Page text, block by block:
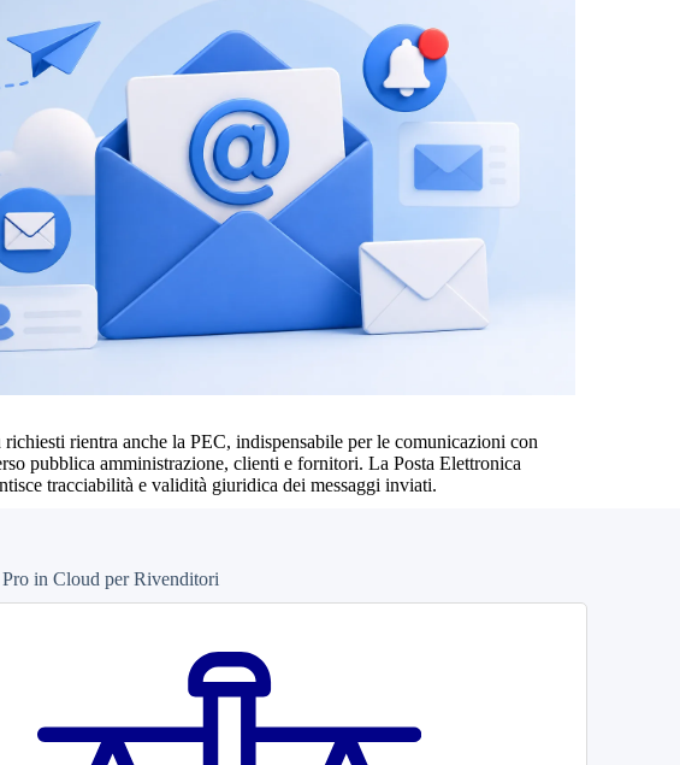
rientra anche la PEC, indispensabile per le comunicazioni con
pubblica amministrazione, clienti e fornitori. La Posta Elettronica
tracciabilità e validità giuridica dei messaggi inviati.
in Cloud per Rivenditori